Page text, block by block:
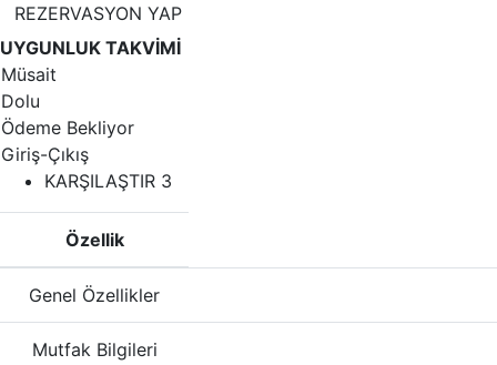
REZERVASYON YAP
UYGUNLUK TAKVİMİ
Müsait
Dolu
Ödeme Bekliyor
Giriş-Çıkış
KARŞILAŞTIR 3
Özellik
Genel Özellikler
Mutfak Bilgileri